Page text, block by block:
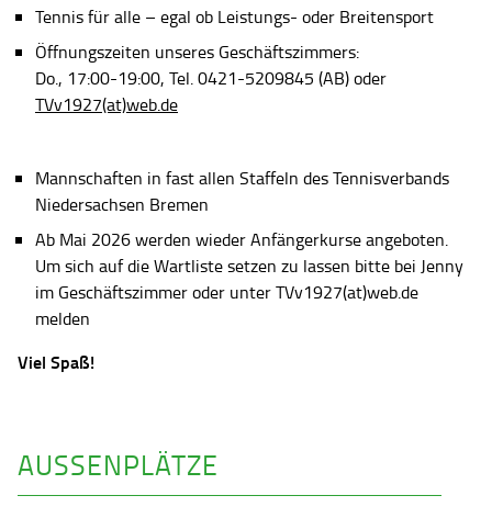
Tennis für alle – egal ob Leistungs- oder Breitensport
Öffnungszeiten unseres Geschäftszimmers:
Do., 17:00-19:00, Tel. 0421-5209845 (AB) oder
TVv1927(at)web.de
Mannschaften in fast allen Staffeln des Tennisverbands
Niedersachsen Bremen
Ab Mai 2026 werden wieder Anfängerkurse angeboten.
Um sich auf die Wartliste setzen zu lassen bitte bei Jenny
im Geschäftszimmer oder unter TVv1927(at)web.de
melden
Viel Spaß!
AUSSENPLÄTZE